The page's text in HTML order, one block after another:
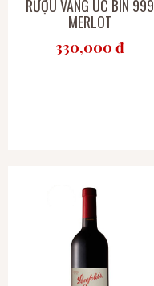
RƯỢU VANG ÚC BIN 999
MERLOT
330,000 đ